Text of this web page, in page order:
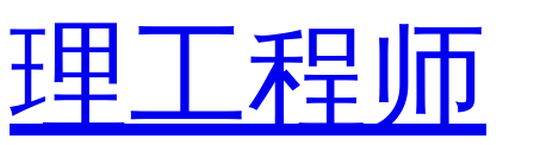
理工程师